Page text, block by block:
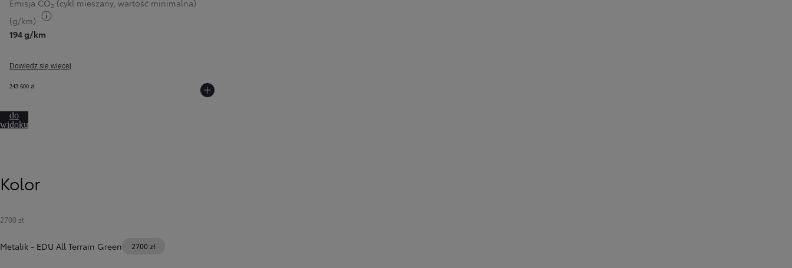
Emisja CO₂ (cykl mieszany, wartość minimalna)
(g/km)
194 g/km
Dowiedz się więcej
243 600 zł
do
widoku
Kolor
2700 zł
Metalik - EDU All Terrain Green 2700 zł